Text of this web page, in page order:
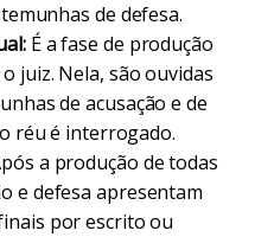
de defesa.
É a fase de produção
juiz. Nela, são ouvidas
de acusação e de
réu é interrogado.
a produção de todas
e defesa apresentam
por escrito ou